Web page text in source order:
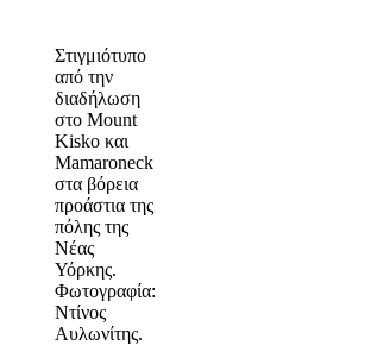
Στιγμιότυπο
από την
διαδήλωση
στο Mount
Kisko και
Mamaroneck
στα βόρεια
προάστια της
πόλης της
Νέας
Υόρκης.
Φωτογραφία:
Ντίνος
Αυλωνίτης.